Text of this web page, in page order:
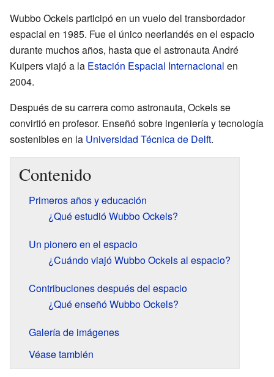
Wubbo Ockels participó en un vuelo del transbordador
espacial en 1985. Fue el único neerlandés en el espacio
durante muchos años, hasta que el astronauta André
Kuipers viajó a la Estación Espacial Internacional en
2004.
Después de su carrera como astronauta, Ockels se
convirtió en profesor. Enseñó sobre ingeniería y tecnología
sostenibles en la Universidad Técnica de Delft.
Contenido
Primeros años y educación
¿Qué estudió Wubbo Ockels?
Un pionero en el espacio
¿Cuándo viajó Wubbo Ockels al espacio?
Contribuciones después del espacio
¿Qué enseñó Wubbo Ockels?
Galería de imágenes
Véase también